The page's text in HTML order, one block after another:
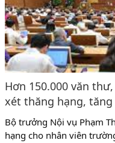
Hơn 150.000 văn
xét thăng hạng,
Bộ trưởng Nội vụ Phạm
hạng cho nhân viên